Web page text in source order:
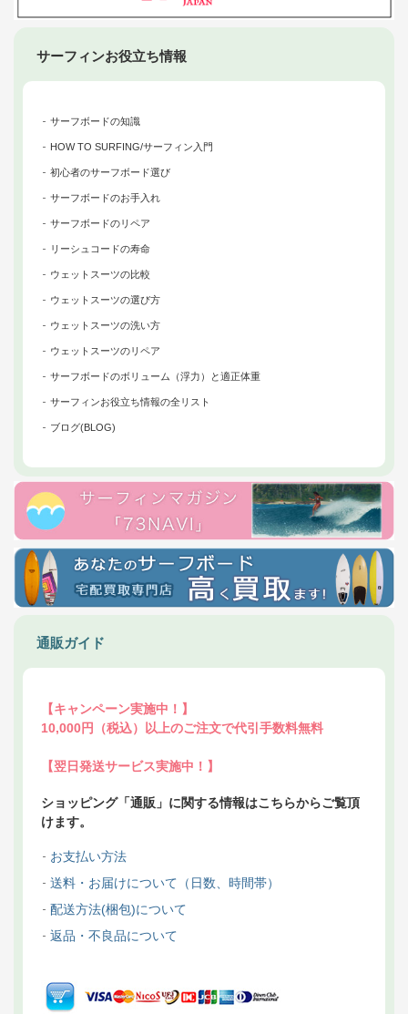
サーフィンお役立ち情報
サーフボードの知識
HOW TO SURFING/サーフィン入門
初心者のサーフボード選び
サーフボードのお手入れ
サーフボードのリペア
リーシュコードの寿命
ウェットスーツの比較
ウェットスーツの選び方
ウェットスーツの洗い方
ウェットスーツのリペア
サーフボードのボリューム（浮力）と適正体重
サーフィンお役立ち情報の全リスト
ブログ(BLOG)
通販ガイド
【キャンペーン実施中！】
10,000円（税込）以上のご注文で代引手数料無料
【翌日発送サービス実施中！】
ショッピング「通販」に関する情報はこちらからご覧頂
けます。
お支払い方法
送料・お届けについて（日数、時間帯）
配送方法(梱包)について
返品・不良品について